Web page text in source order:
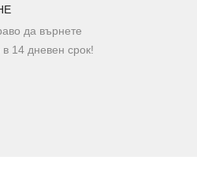
да върнете
в 14 дневен срок!